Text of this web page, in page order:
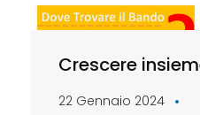
Crescere
22 Gennaio 2024